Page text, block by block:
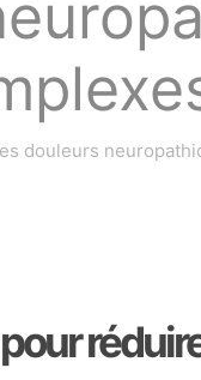
douleurs